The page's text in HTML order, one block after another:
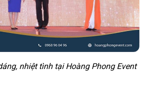
nhiệt tình tại Hoàng Phong Event